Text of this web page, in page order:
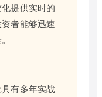
提供实时的
者能够迅速
有多年实战